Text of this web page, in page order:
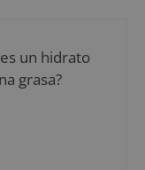
un hidrato
grasa?